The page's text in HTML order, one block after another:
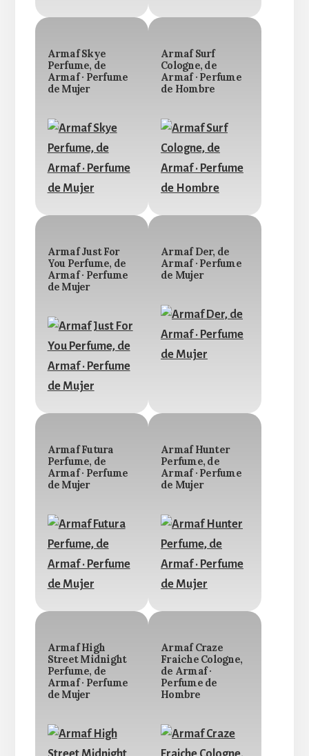
Armaf Skye
Perfume, de
Armaf · Perfume
de Mujer
Armaf Surf
Cologne, de
Armaf · Perfume
de Hombre
Armaf Just For
You Perfume, de
Armaf · Perfume
de Mujer
Armaf Der, de
Armaf · Perfume
de Mujer
Armaf Futura
Perfume, de
Armaf · Perfume
de Mujer
Armaf Hunter
Perfume, de
Armaf · Perfume
de Mujer
Armaf High
Street Midnight
Perfume, de
Armaf · Perfume
de Mujer
Armaf Craze
Fraiche Cologne,
de Armaf ·
Perfume de
Hombre